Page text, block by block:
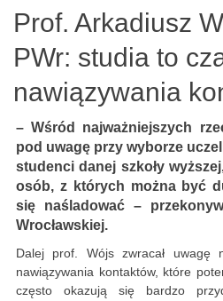
Prof. Arkadiusz
PWr: studia to
nawiązywania
– Wśród najważniejszych
pod uwagę przy wyborze
studenci danej szkoły
osób, z których można być
się naśladować –
Wrocławskiej.
Dalej prof. Wójs zwracał
nawiązywania kontaktów, które
często okazują się bardzo